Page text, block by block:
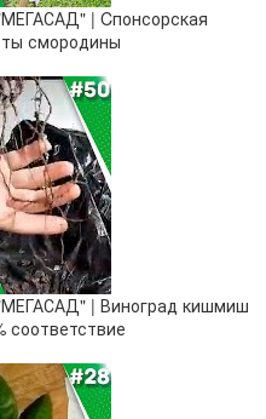
| Cпонсорская
смородины
| Виноград кишмиш
соответствие